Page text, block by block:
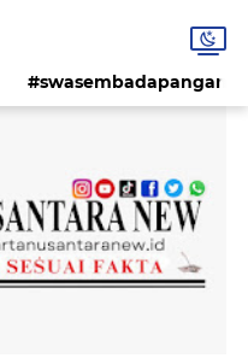
#swasembadapangan